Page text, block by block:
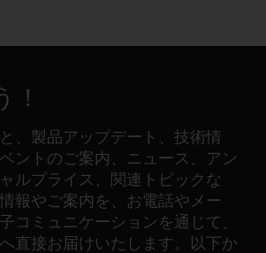
！
、製品アップデート、技術情
ントのご案内、ニュース、アン
ルプライス、関連トピックな
報やご案内を、お電話やメー
コミュニケーションを通じて、
直接お届けいたします。以下か